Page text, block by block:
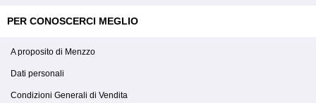
PER CONOSCERCI MEGLIO
A proposito di Menzzo
Dati personali
Condizioni Generali di Vendita